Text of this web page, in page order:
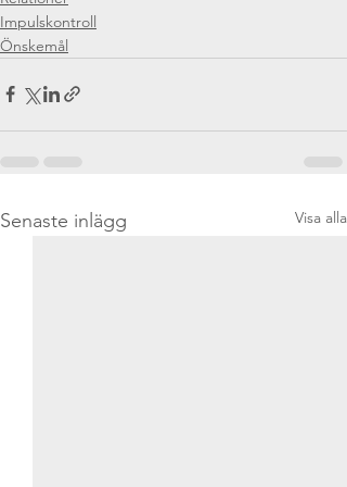
Impulskontroll
Önskemål
Senaste inlägg Visa alla